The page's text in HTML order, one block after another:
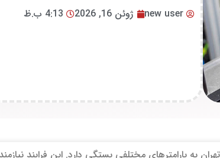
new user ژوئن 16, 2026 4:13 ب.ظ
به پارامترهای مختلفی بستگی دارد. این فرایند